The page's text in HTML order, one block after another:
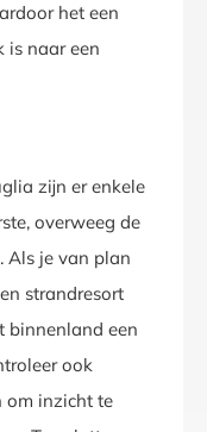
het een
is naar een
zijn er enkele
overweeg de
Als je van plan
strandresort
binnenland een
ook
om inzicht te